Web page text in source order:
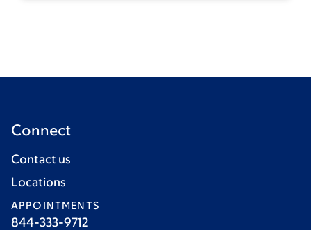
Connect
Contact us
Locations
APPOINTMENTS
844-333-9712